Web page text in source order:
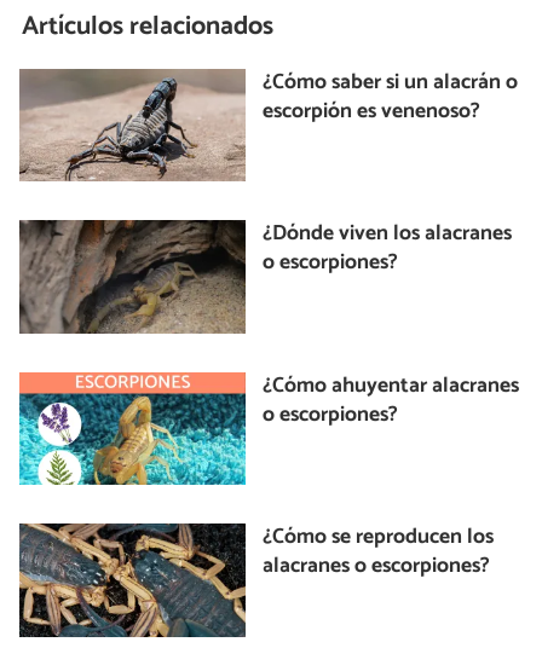
Artículos relacionados
¿Cómo saber si un alacrán o
escorpión es venenoso?
¿Dónde viven los alacranes
o escorpiones?
¿Cómo ahuyentar alacranes
o escorpiones?
¿Cómo se reproducen los
alacranes o escorpiones?